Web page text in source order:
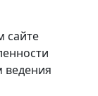
сайте
ведения